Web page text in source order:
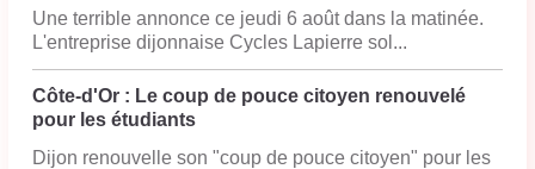
Une terrible annonce ce jeudi 6 août dans la matinée.
L'entreprise dijonnaise Cycles Lapierre sol...
Côte-d'Or : Le coup de pouce citoyen renouvelé
pour les étudiants
Dijon renouvelle son "coup de pouce citoyen" pour les